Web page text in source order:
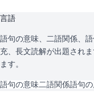
言語
語句の意味、二語関係、
充、長文読解が出題され
ます。
語句の意味二語関係語句